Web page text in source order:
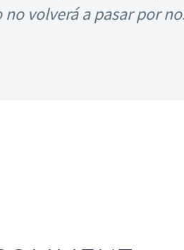
volverá a pasar por